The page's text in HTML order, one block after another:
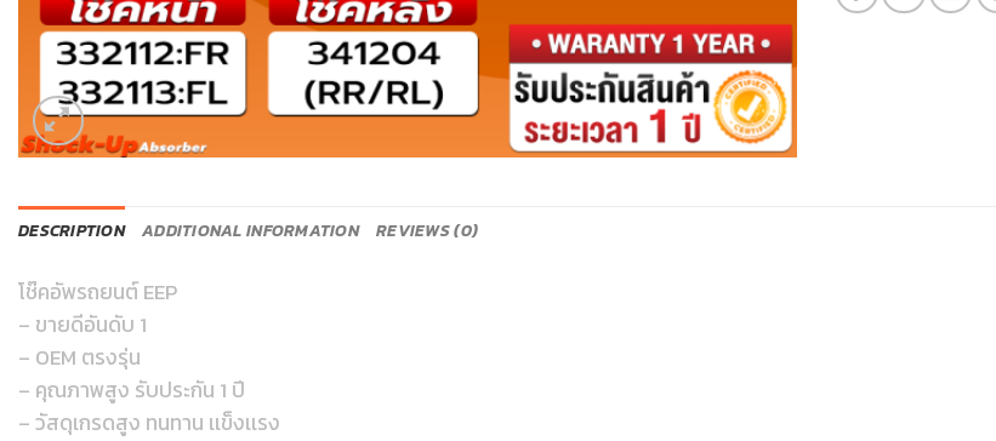
DESCRIPTION ADDITIONAL INFORMATION REVIEWS (0)
โช๊คอัพรถยนต์ EEP
– ขายดีอันดับ 1
– OEM ตรงรุ่น
– คุณภาพสูง รับประกัน 1 ปี
– วัสดุเกรดสูง ทนทาน เเข็งเเรง